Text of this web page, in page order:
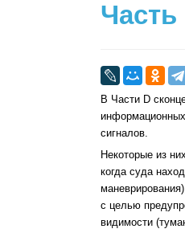
В Части D
сигналов.
Некоторые из
когда суда
с целью
видимости